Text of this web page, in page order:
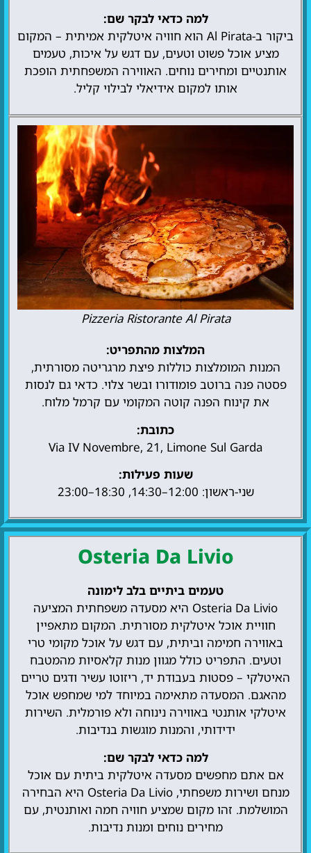
למה כדאי לבקר שם:
ביקור ב-Al Pirata הוא חוויה איטלקית אמיתית – המקום
מציע אוכל פשוט וטעים, עם דגש על איכות, טעמים
אותנטיים ומחירים נוחים. האווירה המשפחתית הופכת
אותו למקום אידיאלי לבילוי קליל.
Pizzeria Ristorante Al Pirata
המלצות מהתפריט:
המנות המומלצות כוללות פיצת מרגריטה מסורתית,
פסטה פנה ברוטב פומודורו ובשר צלוי. כדאי גם לנסות
את קינוח הפנה קוטה המקומי עם קרמל מלוח.
כתובת:
Via IV Novembre, 21, Limone Sul Garda
שעות פעילות:
שני-ראשון: 12:00–14:30, 18:30–23:00
Osteria Da Livio
טעמים ביתיים בלב לימונה
Osteria Da Livio היא מסעדה משפחתית המציעה
חוויית אוכל איטלקית מסורתית. המקום מתאפיין
באווירה חמימה וביתית, עם דגש על אוכל מקומי טרי
וטעים. התפריט כולל מגוון מנות קלאסיות מהמטבח
האיטלקי – פסטות בעבודת יד, ריזוטו עשיר ודגים טריים
מהאגם. המסעדה מתאימה במיוחד למי שמחפש אוכל
איטלקי אותנטי באווירה נינוחה ולא פורמלית. השירות
ידידותי, והמנות מוגשות בנדיבות.
למה כדאי לבקר שם:
אם אתם מחפשים מסעדה איטלקית ביתית עם אוכל
מנחם ושירות משפחתי, Osteria Da Livio היא הבחירה
המושלמת. זהו מקום שמציע חוויה חמה ואותנטית, עם
מחירים נוחים ומנות נדיבות.